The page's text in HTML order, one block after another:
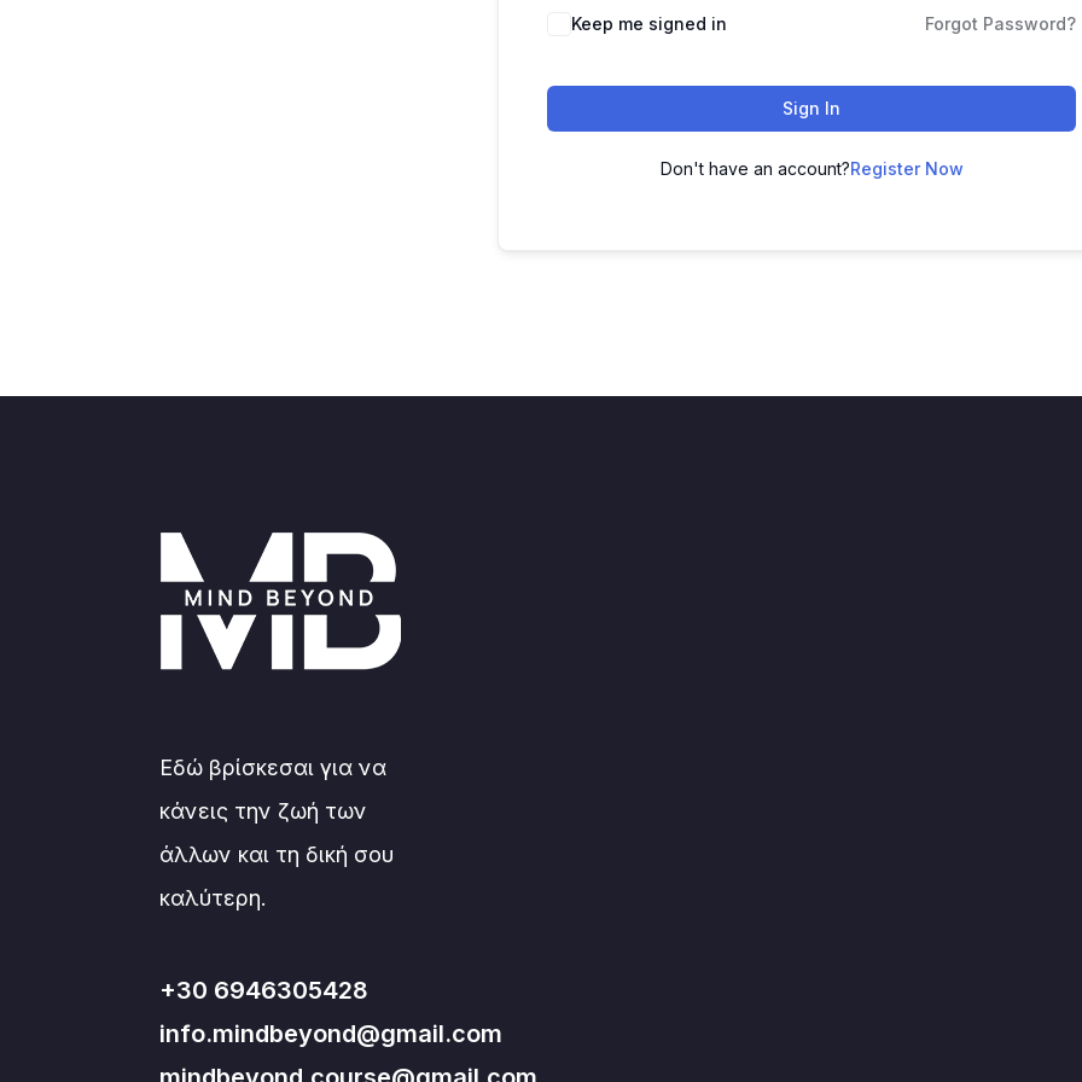
Keep me signed in Forgot Password?
Sign In
Don't have an account?Register Now
Εδώ βρίσκεσαι για να
κάνεις την ζωή των
άλλων και τη δική σου
καλύτερη.
+30 6946305428
info.mindbeyond@gmail.com